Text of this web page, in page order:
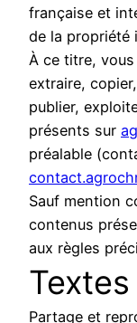
française et
de la propriété
À ce titre,
extraire,
publier,
présents sur
préalable
Sauf mention
contenus
aux règles
Partage et